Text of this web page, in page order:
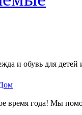
и обувь для детей
время года! Мы